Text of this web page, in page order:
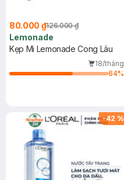
80.000 ₫126.000 ₫
Lemonade
Kẹp Mi Lemonade Cong Lâu
18/tháng
64%
-42 %